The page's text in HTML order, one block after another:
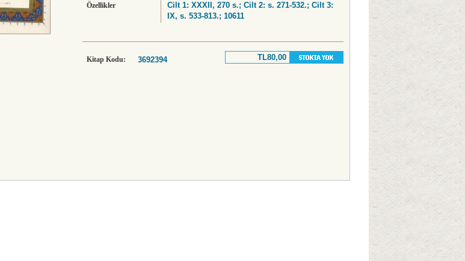
Özellikler
Cilt 1: XXXII, 270 s.; Cilt 2: s. 271-532.; Cilt 3:
IX, s. 533-813.; 10611
Kitap Kodu: 3692394 TL80,00